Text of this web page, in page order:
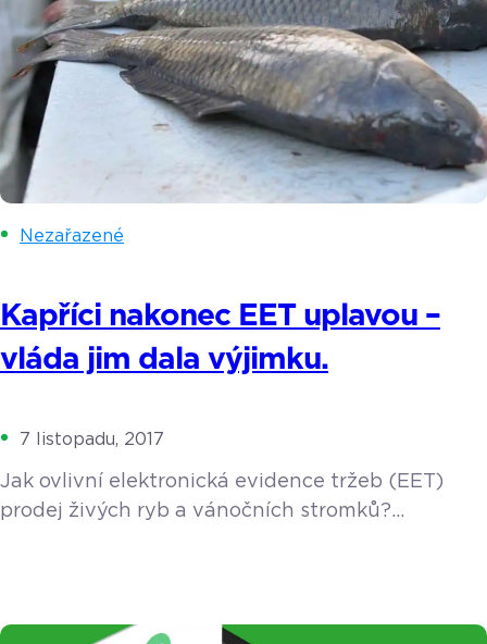
Nezařazené
Kapříci nakonec EET uplavou –
vláda jim dala výjimku.
7 listopadu, 2017
Jak ovlivní elektronická evidence tržeb (EET)
prodej živých ryb a vánočních stromků?
tato povinnost dotkne již letos a kdo si